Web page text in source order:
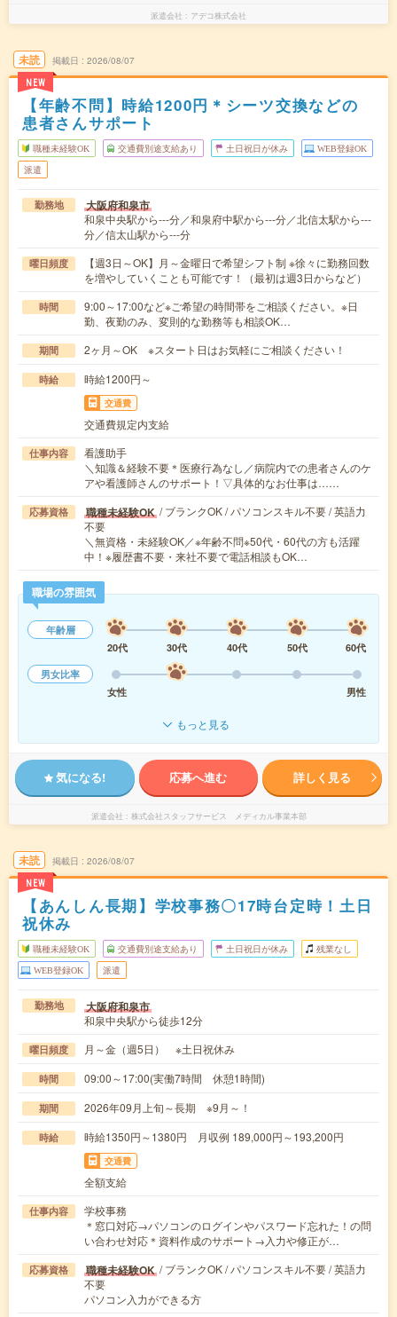
派遣会社 アデコ株式会社
未読
NEW
掲載日 2026/08/07
【年齢不問】時給1200円＊シーツ交換などの
患者さんサポート
職種未経験OK 交通費別途支給あり 土日祝日が休み WEB登録OK
派遣
勤務地 大阪府和泉市
和泉中央駅から---分／和泉府中駅から---分／北信太駅から---
分／信太山駅から---分
曜日頻度
【週3日～OK】月～金曜日で希望シフト制 ※徐々に勤務回数
を増やしていくことも可能です！（最初は週3日からなど）
時間
9:00～17:00など※ご希望の時間帯をご相談ください。※日
勤、夜勤のみ、変則的な勤務等も相談OK…
期間 2ヶ月～OK ※スタート日はお気軽にご相談ください！
時給 時給1200円～
交通費
交通費規定内支給
仕事内容
看護助手
＼知識＆経験不要＊医療行為なし／病院内での患者さんのケ
アや看護師さんのサポート！▽具体的なお仕事は……
応募資格 職種未経験OK / ブランクOK / パソコンスキル不要 / 英語力
不要
＼無資格・未経験OK／※年齢不問※50代・60代の方も活躍
中！※履歴書不要・来社不要で電話相談もOK…
職場の雰囲気
年齢層
20代
30代 40代 50代
60代
男女比率
女性
男性
もっと見る
気になる! 応募へ進む 詳しく見る
派遣会社 株式会社スタッフサービス メディカル事業本部
未読
NEW
掲載日 2026/08/07
【あんしん長期】学校事務〇17時台定時！土日
祝休み
職種未経験OK 交通費別途支給あり 土日祝日が休み 残業なし
WEB登録OK 派遣
勤務地 大阪府和泉市
和泉中央駅から徒歩12分
曜日頻度 月～金（週5日） ※土日祝休み
時間 09:00～17:00(実働7時間 休憩1時間)
期間 2026年09月上旬～長期 ※9月～！
時給 時給1350円～1380円 月収例 189,000円～193,200円
交通費
全額支給
仕事内容
学校事務
＊窓口対応→パソコンのログインやパスワード忘れた！の問
い合わせ対応＊資料作成のサポート→入力や修正が…
応募資格 職種未経験OK / ブランクOK / パソコンスキル不要 / 英語力
不要
パソコン入力ができる方